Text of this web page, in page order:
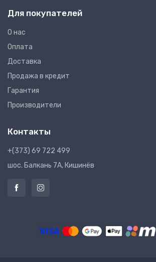
Для покупателей
О нас
Оплата
Доставка
Продажа в кредит
Гарантия
Производители
Контакты
+(373) 69 722 499
шос. Балкань 7A, Кишинёв